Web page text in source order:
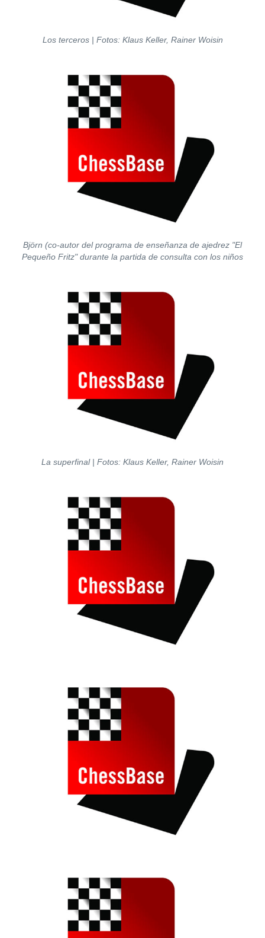
Los terceros | Fotos: Klaus Keller, Rainer Woisin
Björn (co-autor del programa de enseñanza de ajedrez "El
Pequeño Fritz" durante la partida de consulta con los niños
La superfinal | Fotos: Klaus Keller, Rainer Woisin